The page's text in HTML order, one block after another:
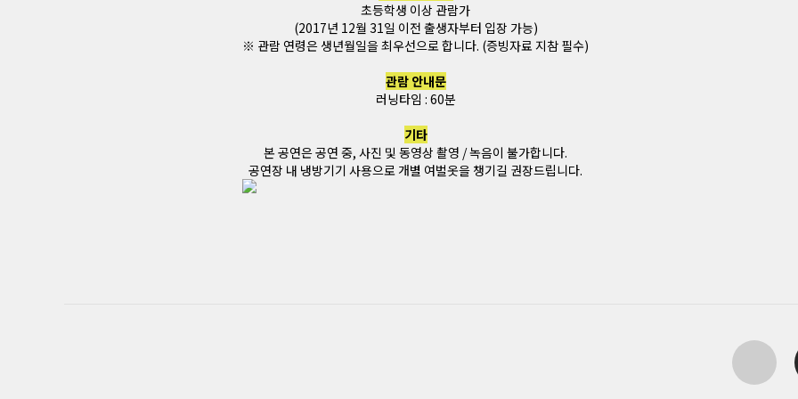
초등학생 이상 관람가
(2017년 12월 31일 이전 출생자부터 입장 가능)
※ 관람 연령은 생년월일을 최우선으로 합니다. (증빙자료 지참 필수)
관람 안내문
러닝타임 : 60분
기타
본 공연은 공연 중, 사진 및 동영상 촬영 / 녹음이 불가합니다.
공연장 내 냉방기기 사용으로 개별 여벌옷을 챙기길 권장드립니다.